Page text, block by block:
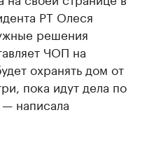
РТ Олеся
решения
ЧОП на
охранять дом от
пока идут дела по
написала